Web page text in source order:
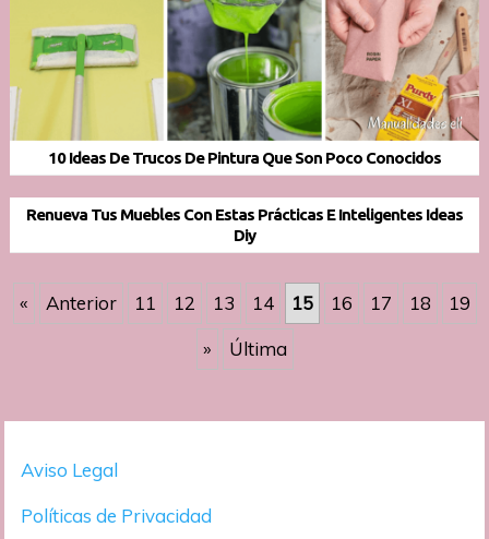
10 Ideas De Trucos De Pintura Que Son Poco Conocidos
Renueva Tus Muebles Con Estas Prácticas E Inteligentes Ideas
Diy
« Anterior 11 12 13 14 15 16 17 18
19
»
Última
Aviso Legal
Políticas de Privacidad